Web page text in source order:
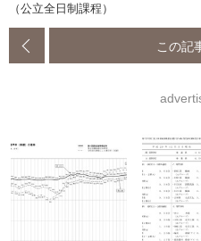
（公立全日制課程）
この記